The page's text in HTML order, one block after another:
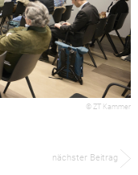
© ZT Kammer
nächster Beitrag